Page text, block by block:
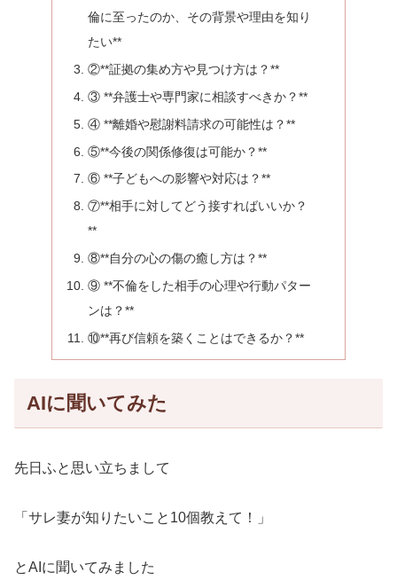
倫に至ったのか、その背景や理由を知り
たい**
②**証拠の集め方や見つけ方は？**
③ **弁護士や専門家に相談すべきか？**
④ **離婚や慰謝料請求の可能性は？**
⑤**今後の関係修復は可能か？**
⑥ **子どもへの影響や対応は？**
⑦**相手に対してどう接すればいいか？
**
⑧**自分の心の傷の癒し方は？**
⑨ **不倫をした相手の心理や行動パター
ンは？**
⑩**再び信頼を築くことはできるか？**
AIに聞いてみた
先日ふと思い立ちまして
「サレ妻が知りたいこと10個教えて！」
とAIに聞いてみました